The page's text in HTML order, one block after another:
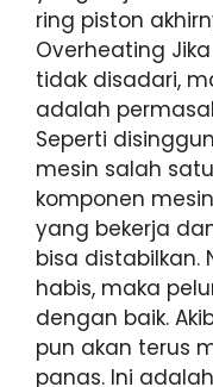
ring piston
Overheating
tidak disadari,
adalah
Seperti
mesin salah
komponen
yang bekerja
bisa distabilkan.
habis, maka
dengan baik.
pun akan terus
panas. Ini